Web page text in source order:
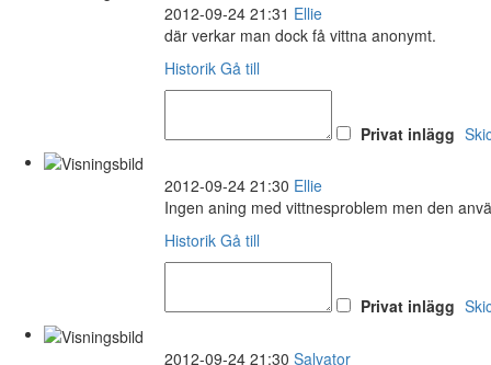
2012-09-24 21:31 Ellie
där verkar man dock få vittna anonymt.
Historik Gå till
Privat inlägg
2012-09-24 21:30 Ellie
Ingen aning med vittnesproblem men den
Historik Gå till
Privat inlägg
2012-09-24 21:30 Salvator